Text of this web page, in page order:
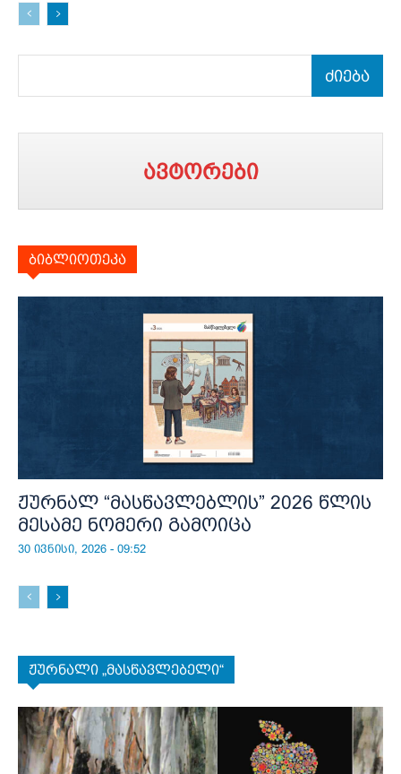
ძიება
ავტორები
ბიბლიოთეკა
ჟურნალ “მასწავლებლის” 2026 წლის
მესამე ნომერი გამოიცა
30 ივნისი, 2026 - 09:52
ჟურნალი „მასწავლებელი“